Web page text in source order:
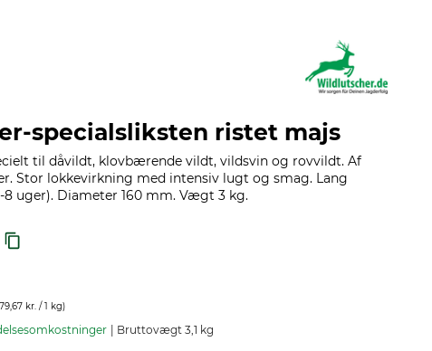
specialsliksten ristet majs
til dåvildt, klovbærende vildt, vildsvin og rovvildt. Af
Stor lokkevirkning med intensiv lugt og smag. Lang
8 uger). Diameter 160 mm. Vægt 3 kg.
79,67 kr. / 1 kg)
Bruttovægt 3,1 kg